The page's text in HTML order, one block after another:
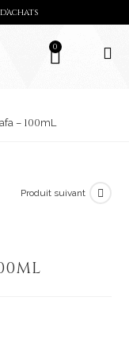
0
– 100mL
Produit suivant
ML